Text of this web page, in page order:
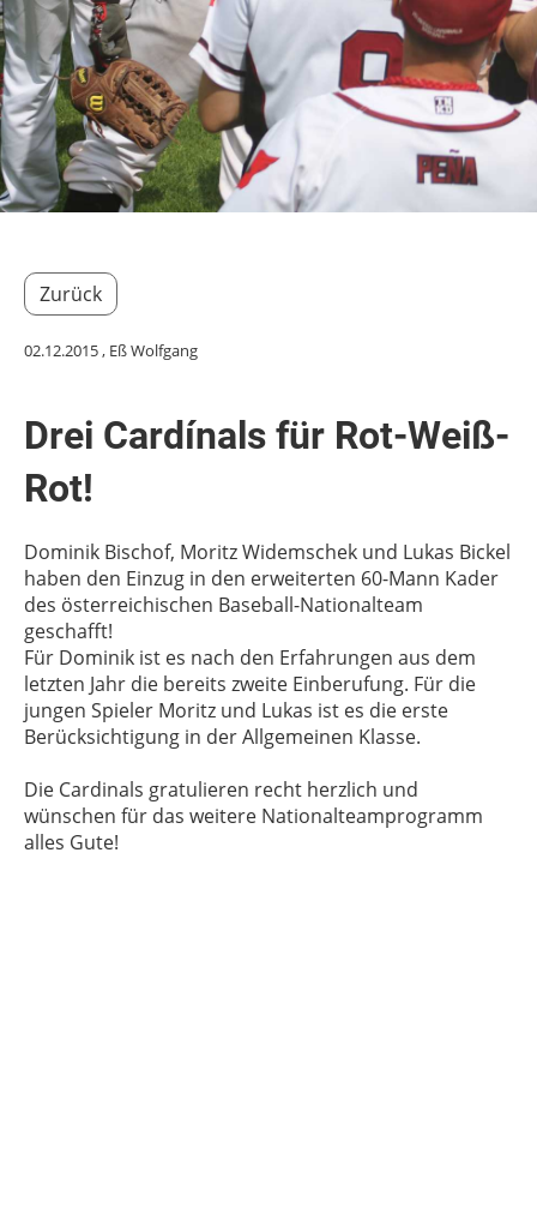
Zurück
02.12.2015, Eß Wolfgang
Drei Cardínals für Rot-Weiß-
Rot!
Dominik Bischof, Moritz Widemschek und Lukas Bickel
haben den Einzug in den erweiterten 60-Mann Kader
des österreichischen Baseball-Nationalteam
geschafft!
Für Dominik ist es nach den Erfahrungen aus dem
letzten Jahr die bereits zweite Einberufung. Für die
jungen Spieler Moritz und Lukas ist es die erste
Berücksichtigung in der Allgemeinen Klasse.
Die Cardinals gratulieren recht herzlich und
wünschen für das weitere Nationalteamprogramm
alles Gute!